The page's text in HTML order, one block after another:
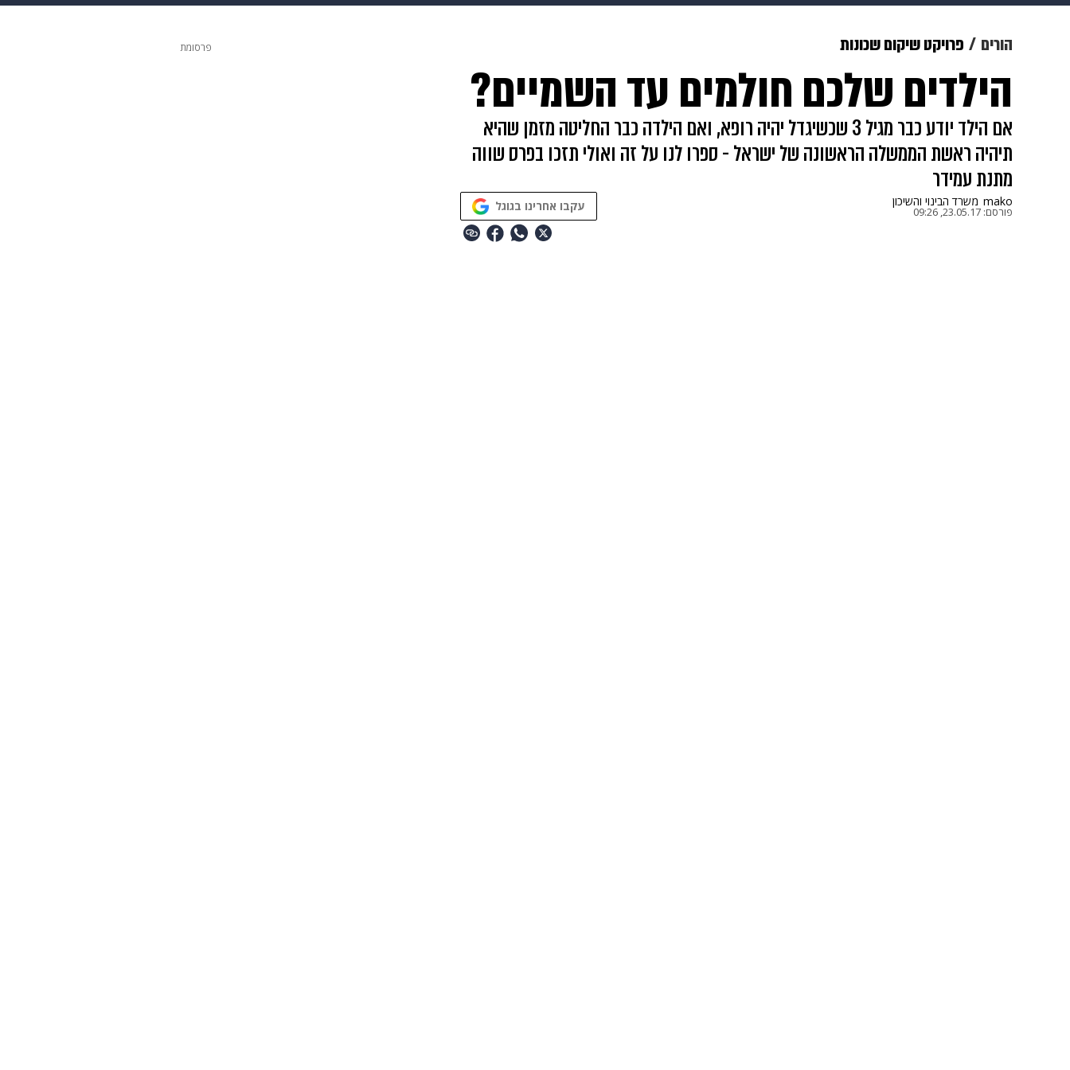
מוזיקה תרבות
דיגיטל גאווה משפט תשעה חודשים מתכונים פרויקטים מיוחדים
הורים פרויקט שיקום שכונות
הילדים שלכם חולמים עד השמיים?
אם הילד יודע כבר מגיל 3 שכשיגדל יהיה רופא, ואם הילדה כבר החליטה מזמן שהיא
תיהיה ראשת הממשלה הראשונה של ישראל - ספרו לנו על זה ואולי תזכו בפרס שווה
מתנת עמידר
mako משרד הבינוי והשיכון
פורסם: 23.05.17, 09:26 עקבו אחרינו בגוגל
פרסומת